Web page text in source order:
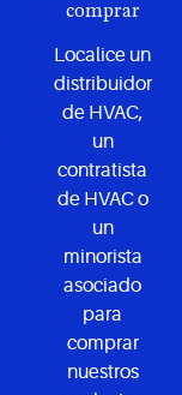
comprar
Localice un
distribuidor
de HVAC,
un
contratista
de HVAC o
un
minorista
asociado
para
comprar
nuestros